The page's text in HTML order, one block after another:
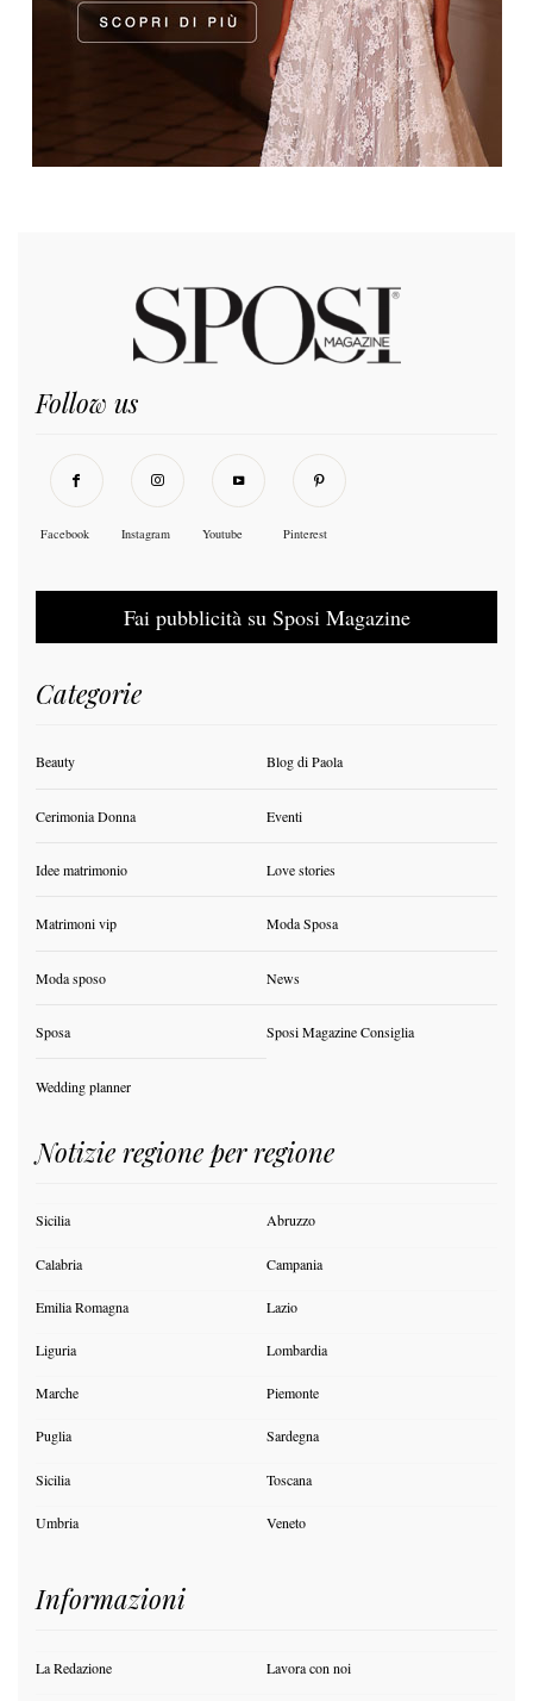
Follow us
Facebook Instagram Youtube Pinterest
Fai pubblicità su Sposi Magazine
Categorie
Beauty Blog di Paola
Cerimonia Donna Eventi
Idee matrimonio Love stories
Matrimoni vip Moda Sposa
Moda sposo News
Sposa Sposi Magazine Consiglia
Wedding planner
Notizie regione per regione
Sicilia Abruzzo
Calabria Campania
Emilia Romagna Lazio
Liguria Lombardia
Marche Piemonte
Puglia Sardegna
Sicilia Toscana
Umbria Veneto
Informazioni
La Redazione Lavora con noi